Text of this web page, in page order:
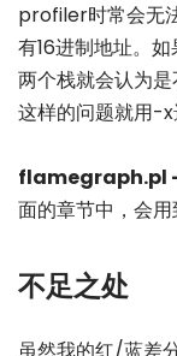
profiler时常会无
有16进制地址。
两个栈就会认为
这样的问题就用-x
flamegraph.pl
面的章节中，会用
不足之处
虽然我的红/蓝差